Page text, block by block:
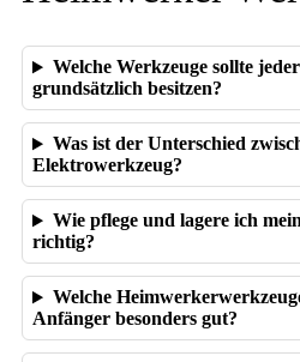
Welche Werkzeuge sollte
grundsätzlich besitzen?
Was ist der Unterschied
Elektrowerkzeug?
Wie pflege und lagere ich
richtig?
Welche
Anfänger besonders gut?